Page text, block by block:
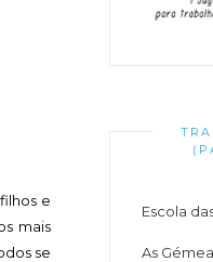
e
mais
se
Escola
As